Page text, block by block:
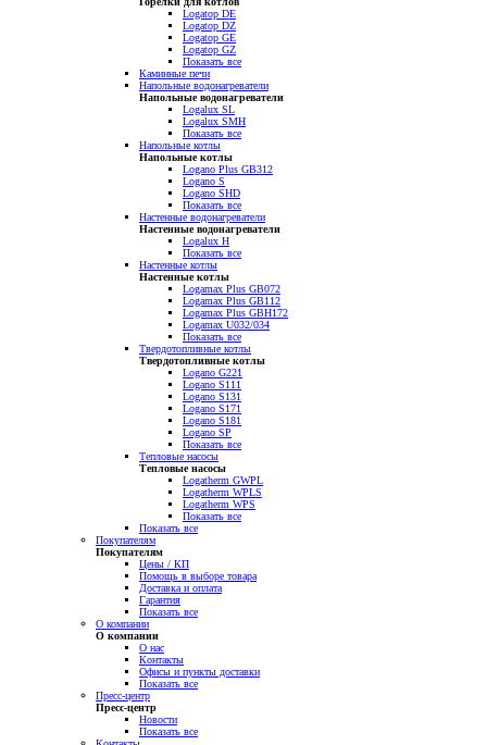
Logatop DE
Logatop DZ
Logatop GE
Logatop GZ
Показать все
Каминные печи
Напольные водонагреватели
Напольные водонагреватели
Logalux SL
Logalux SMH
Показать все
Напольные котлы
Напольные котлы
Logano Plus GB312
Logano S
Logano SHD
Показать все
Настенные водонагреватели
Настенные водонагреватели
Logalux H
Показать все
Настенные котлы
Настенные котлы
Logamax Plus GB072
Logamax Plus GB112
Logamax Plus GBH172
Logamax U032/034
Показать все
Твердотопливные котлы
Твердотопливные котлы
Logano G221
Logano S111
Logano S131
Logano S171
Logano S181
Logano SP
Показать все
Тепловые насосы
Тепловые насосы
Logatherm GWPL
Logatherm WPLS
Logatherm WPS
Показать все
Показать все
Покупателям
Покупателям
Цены / КП
Помощь в выборе товара
Доставка и оплата
Гарантия
Показать все
О компании
О компании
О нас
Контакты
Офисы и пункты доставки
Показать все
Пресс-центр
Пресс-центр
Новости
Показать все